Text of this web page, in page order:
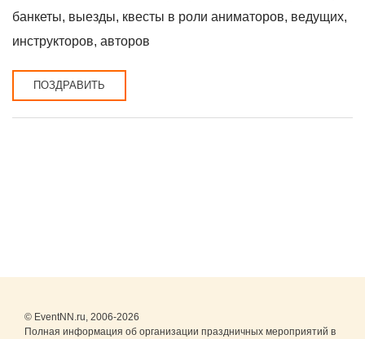
банкеты, выезды, квесты в роли аниматоров, ведущих,
инструкторов, авторов
ПОЗДРАВИТЬ
© EventNN.ru, 2006-2026
Полная информация об организации праздничных мероприятий в